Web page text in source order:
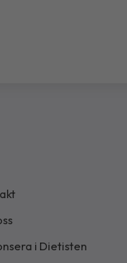
i Dietisten